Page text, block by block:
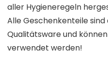
aller Hygieneregeln
Alle Geschenkenteile
Qualitätswareund
verwendet werden!